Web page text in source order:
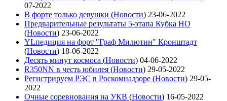
07-2022
В форте только девушки (Новости) 23-06-2022
Предварительные результаты 5-этапа Кубка НО
(Новости) 23-06-2022
YLпедиция на форт "Граф Милютин" Кронштадт
(Новости) 18-06-2022
Десять минут космоса (Новости) 04-06-2022
R350NN в честь юбилея (Новости) 29-05-2022
Регистрируем РЭС в Роскомнадзоре (Новости) 29-05-
2022
Очные соревнования на УКВ (Новости) 16-05-2022